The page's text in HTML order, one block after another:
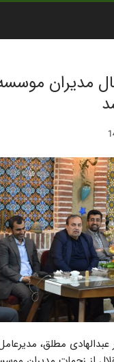
مدیران
عبدالهادی مطلق،